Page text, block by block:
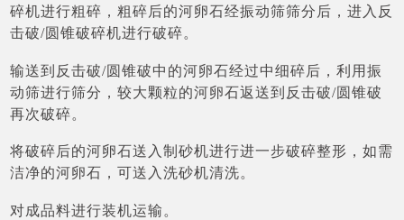
碎机进行粗碎，粗碎后的河卵石经振动筛筛分后，进入反
击破/圆锥破碎机进行破碎。
输送到反击破/圆锥破中的河卵石经过中细碎后，利用振
动筛进行筛分，较大颗粒的河卵石返送到反击破/圆锥破
再次破碎。
将破碎后的河卵石送入制砂机进行进一步破碎整形，如需
洁净的河卵石，可送入洗砂机清洗。
对成品料进行装机运输。